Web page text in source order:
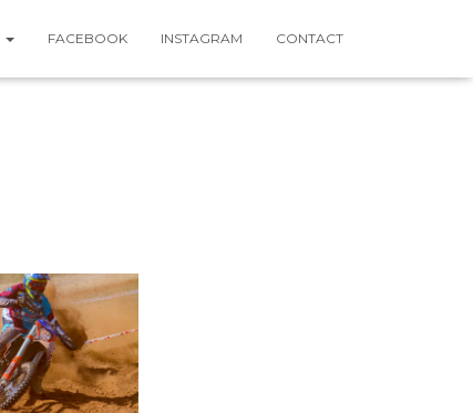
FACEBOOK INSTAGRAM CONTACT